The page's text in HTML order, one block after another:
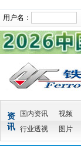
用户名：
资
讯
国内资讯 视频
行业透视
图片